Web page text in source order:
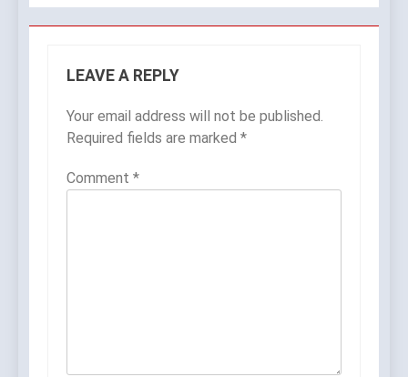
LEAVE A REPLY
Your email address will not be published.
Required fields are marked *
Comment *